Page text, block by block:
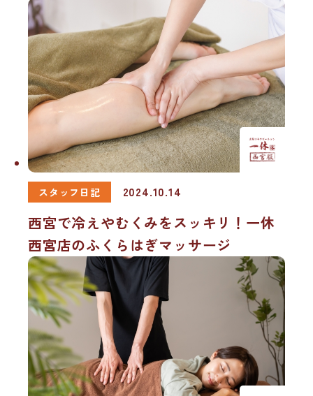
スタッフ日記 2024.10.14
西宮で冷えやむくみをスッキリ！一休
西宮店のふくらはぎマッサージ